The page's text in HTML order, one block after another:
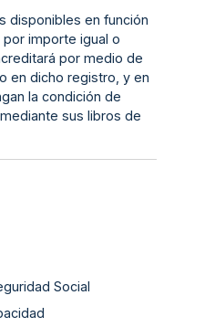
disponibles en función
importe igual o
por medio de
en dicho registro, y en
la condición de
sus libros de
Social